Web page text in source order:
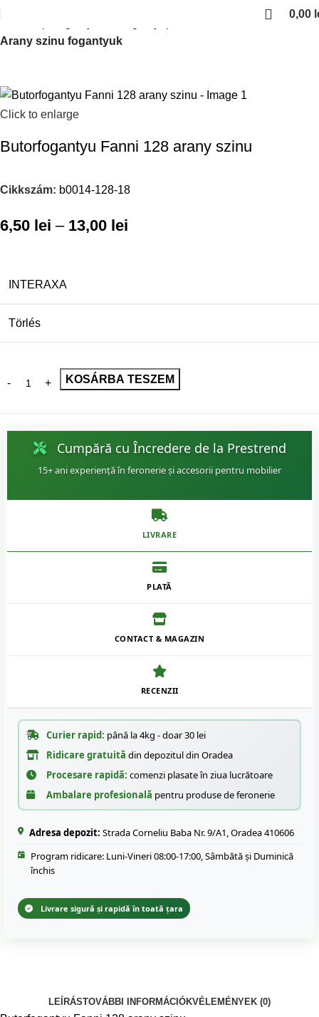
0,00
Arany szinu fogantyuk
Click to enlarge
Butorfogantyu Fanni 128 arany szinu
Cikkszám: b0014-128-18
6,50 lei – 13,00 lei
INTERAXA
Törlés
KOSÁRBA TESZEM
Cumpără cu Încredere de la Prestrend
15+ ani experiență în feronerie și accesorii pentru mobilier
LIVRARE
PLATĂ
CONTACT & MAGAZIN
RECENZII
Curier rapid: până la 4kg - doar 30 lei
Ridicare gratuită din depozitul din Oradea
Procesare rapidă: comenzi plasate în ziua lucrătoare
Ambalare profesională pentru produse de feronerie
Adresa depozit: Strada Corneliu Baba Nr. 9/A1, Oradea 410606
Program ridicare: Luni-Vineri 08:00-17:00, Sâmbătă și Duminică
închis
Livrare sigură și rapidă în toată țara
LEÍRÁSTOVÁBBI INFORMÁCIÓKVÉLEMÉNYEK (0)